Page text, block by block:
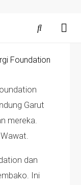
Garut
mereka.
dan
Ini